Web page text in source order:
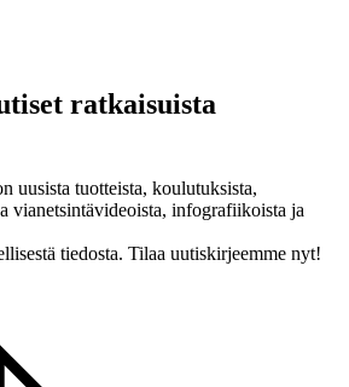
ratkaisuista
uusista tuotteista, koulutuksista,
vianetsintävideoista, infografiikoista ja
tiedosta. Tilaa uutiskirjeemme nyt!